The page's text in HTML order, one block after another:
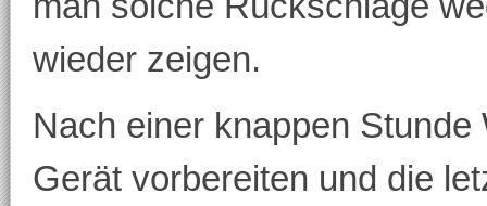
wieder zeigen.
Nach einer knappen
Gerät vorbereiten und die